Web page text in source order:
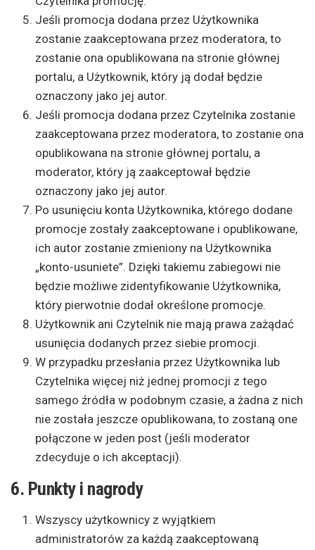
Jeśli promocja dodana przez Użytkownika
zostanie zaakceptowana przez moderatora, to
zostanie ona opublikowana na stronie głównej
portalu, a Użytkownik, który ją dodał będzie
oznaczony jako jej autor.
Jeśli promocja dodana przez Czytelnika zostanie
zaakceptowana przez moderatora, to zostanie ona
opublikowana na stronie głównej portalu, a
moderator, który ją zaakceptował będzie
oznaczony jako jej autor.
Po usunięciu konta Użytkownika, którego dodane
promocje zostały zaakceptowane i opublikowane,
ich autor zostanie zmieniony na Użytkownika
„konto-usuniete”. Dzięki takiemu zabiegowi nie
będzie możliwe zidentyfikowanie Użytkownika,
który pierwotnie dodał określone promocje.
Użytkownik ani Czytelnik nie mają prawa zażądać
usunięcia dodanych przez siebie promocji.
W przypadku przesłania przez Użytkownika lub
Czytelnika więcej niż jednej promocji z tego
samego źródła w podobnym czasie, a żadna z nich
nie została jeszcze opublikowana, to zostaną one
połączone w jeden post (jeśli moderator
zdecyduje o ich akceptacji).
6. Punkty i nagrody
Wszyscy użytkownicy z wyjątkiem
administratorów za każdą zaakceptowaną